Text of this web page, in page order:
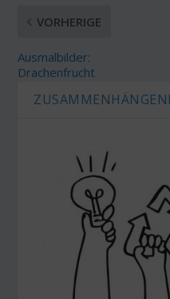
VORHERIGE
Ausmalbilder:
Drachenfrucht